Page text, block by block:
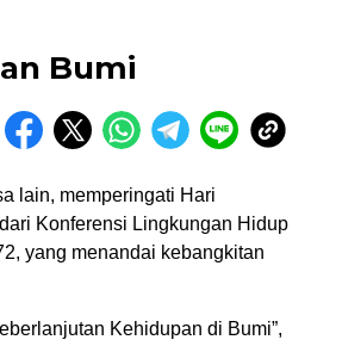
Bumi
lain, memperingati Hari
Konferensi Lingkungan Hidup
yang menandai kebangkitan
Kehidupan di Bumi”,